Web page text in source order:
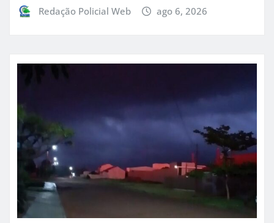
Redação Policial Web ago 6, 2026